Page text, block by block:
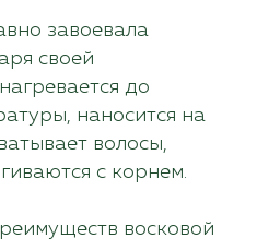
завоевала
своей
до
наносится на
волосы,
с корнем.
восковой